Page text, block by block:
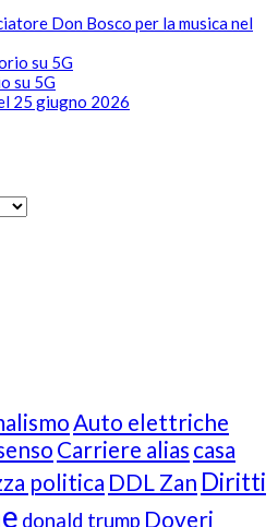
Don Bosco per la musica nel
su 5G
25 giugno 2026
Auto elettriche
Carriere alias casa
politica DDL Zan Diritti
donald trump Doveri